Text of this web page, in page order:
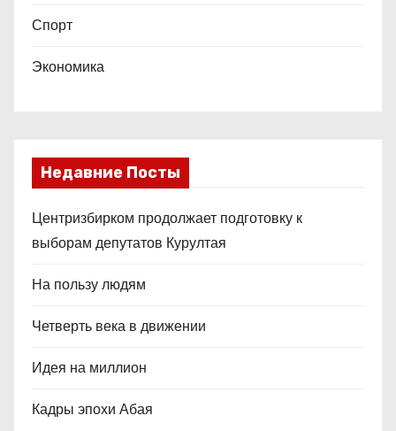
Спорт
Экономика
Недавние Посты
Центризбирком продолжает подготовку к
выборам депутатов Курултая
На пользу людям
Четверть века в движении
Идея на миллион
Кадры эпохи Абая